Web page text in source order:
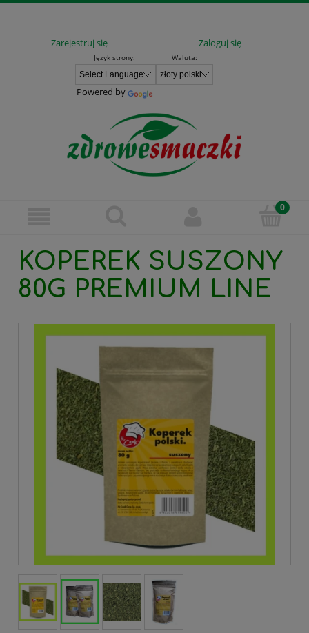
Zarejestruj się Zaloguj się
Język strony:
Powered by
Waluta:
KOPEREK SUSZONY
80G PREMIUM LINE